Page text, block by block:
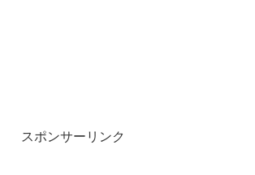
スポンサーリンク